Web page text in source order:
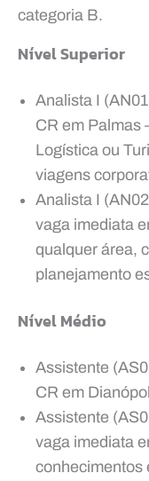
categoria B.
Nível Superior
Analista I
CR em Palmas
Logística ou
viagens
Analista I
vaga imediata
qualquer área,
planejamento
Nível Médio
Assistente
CR em
Assistente
vaga imediata
conhecimentos